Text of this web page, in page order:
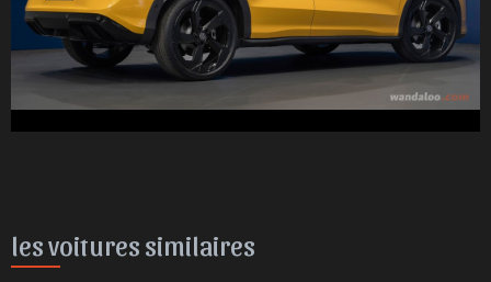
les voitures similaires